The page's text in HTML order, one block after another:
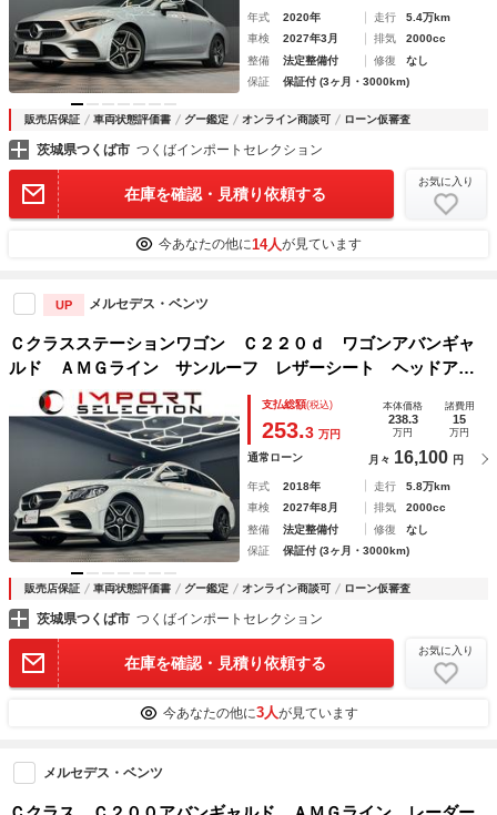
年式 2020年 走行
5.4万km
車検
2027年3月 排気
2000cc
整備
法定整備付 修復
なし
保証
保証付 (3ヶ月・3000km)
販売店保証 車両状態評価書 グー鑑定 オンライン商談可 ローン仮審査
茨城県つくば市 つくばインポートセレクション
在庫を確認・見積り依頼する
お気に入り
今あなたの他に14人が見ています
UP メルセデス・ベンツ
Ｃクラスステーションワゴン Ｃ２２０ｄ ワゴンアバンギャ
ルド ＡＭＧライン サンルーフ レザーシート ヘッドアッ
プディスプレイ アダプティブクルーズコントロール アンビ
エントライト ドラレコ フルセグ パフュームアトマイザ
ー ＥＴＣ２．０ Ｂｒｕｍｅｓｔｅｒサウンドシステム
支払総額(税込)
253.3 万円
本体価格
238.3
万円
諸費用
15
万円
通常ローン 月々 16,100 円
年式 2018年 走行
5.8万km
車検
2027年8月 排気
2000cc
整備
法定整備付 修復
なし
保証
保証付 (3ヶ月・3000km)
販売店保証 車両状態評価書 グー鑑定 オンライン商談可 ローン仮審査
茨城県つくば市 つくばインポートセレクション
在庫を確認・見積り依頼する
お気に入り
今あなたの他に3人が見ています
メルセデス・ベンツ